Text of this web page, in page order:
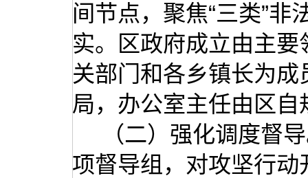
间节点，聚焦“三类”
实。区政府成立由主
关部门和各乡镇长为
局，办公室主任由区
（二）强化调度督
项督导组，对攻坚行